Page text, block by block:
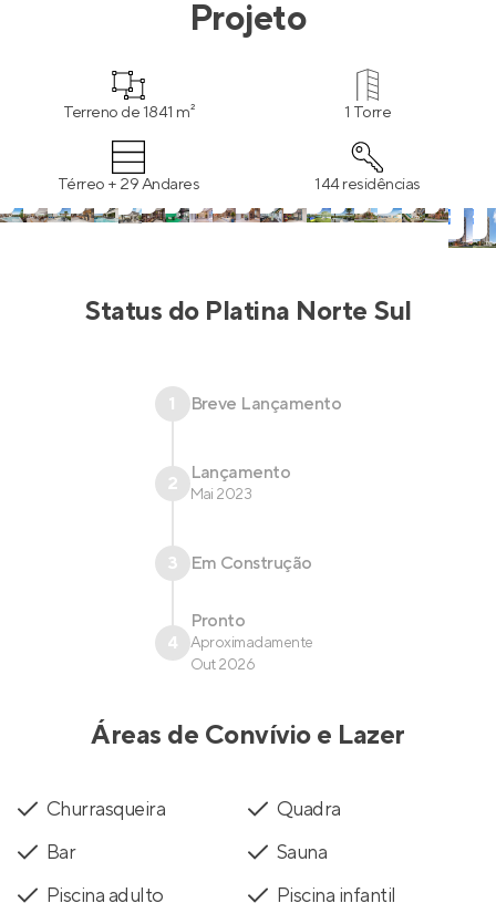
Projeto
Terreno de 1841 m² 1 Torre
Térreo + 29 Andares 144 residências
Status do Platina Norte Sul
1 Breve Lançamento
2 Lançamento
Mai 2023
3 Em Construção
4
Pronto
Aproximadamente
Out 2026
Áreas de Convívio e Lazer
Churrasqueira
Quadra
Bar
Sauna
Piscina adulto
Piscina infantil